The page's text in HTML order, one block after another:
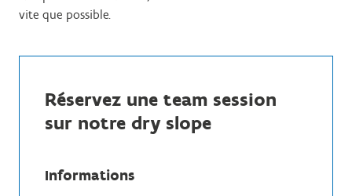
vite que possible.
Réservez une team session
sur notre dry slope
Informations